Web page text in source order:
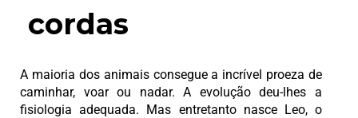
cordas
A maioria dos animais consegue a incrível proeza de
caminhar, voar ou nadar. A evolução deu-lhes a
fisiologia adequada. Mas entretanto nasce Leo, o